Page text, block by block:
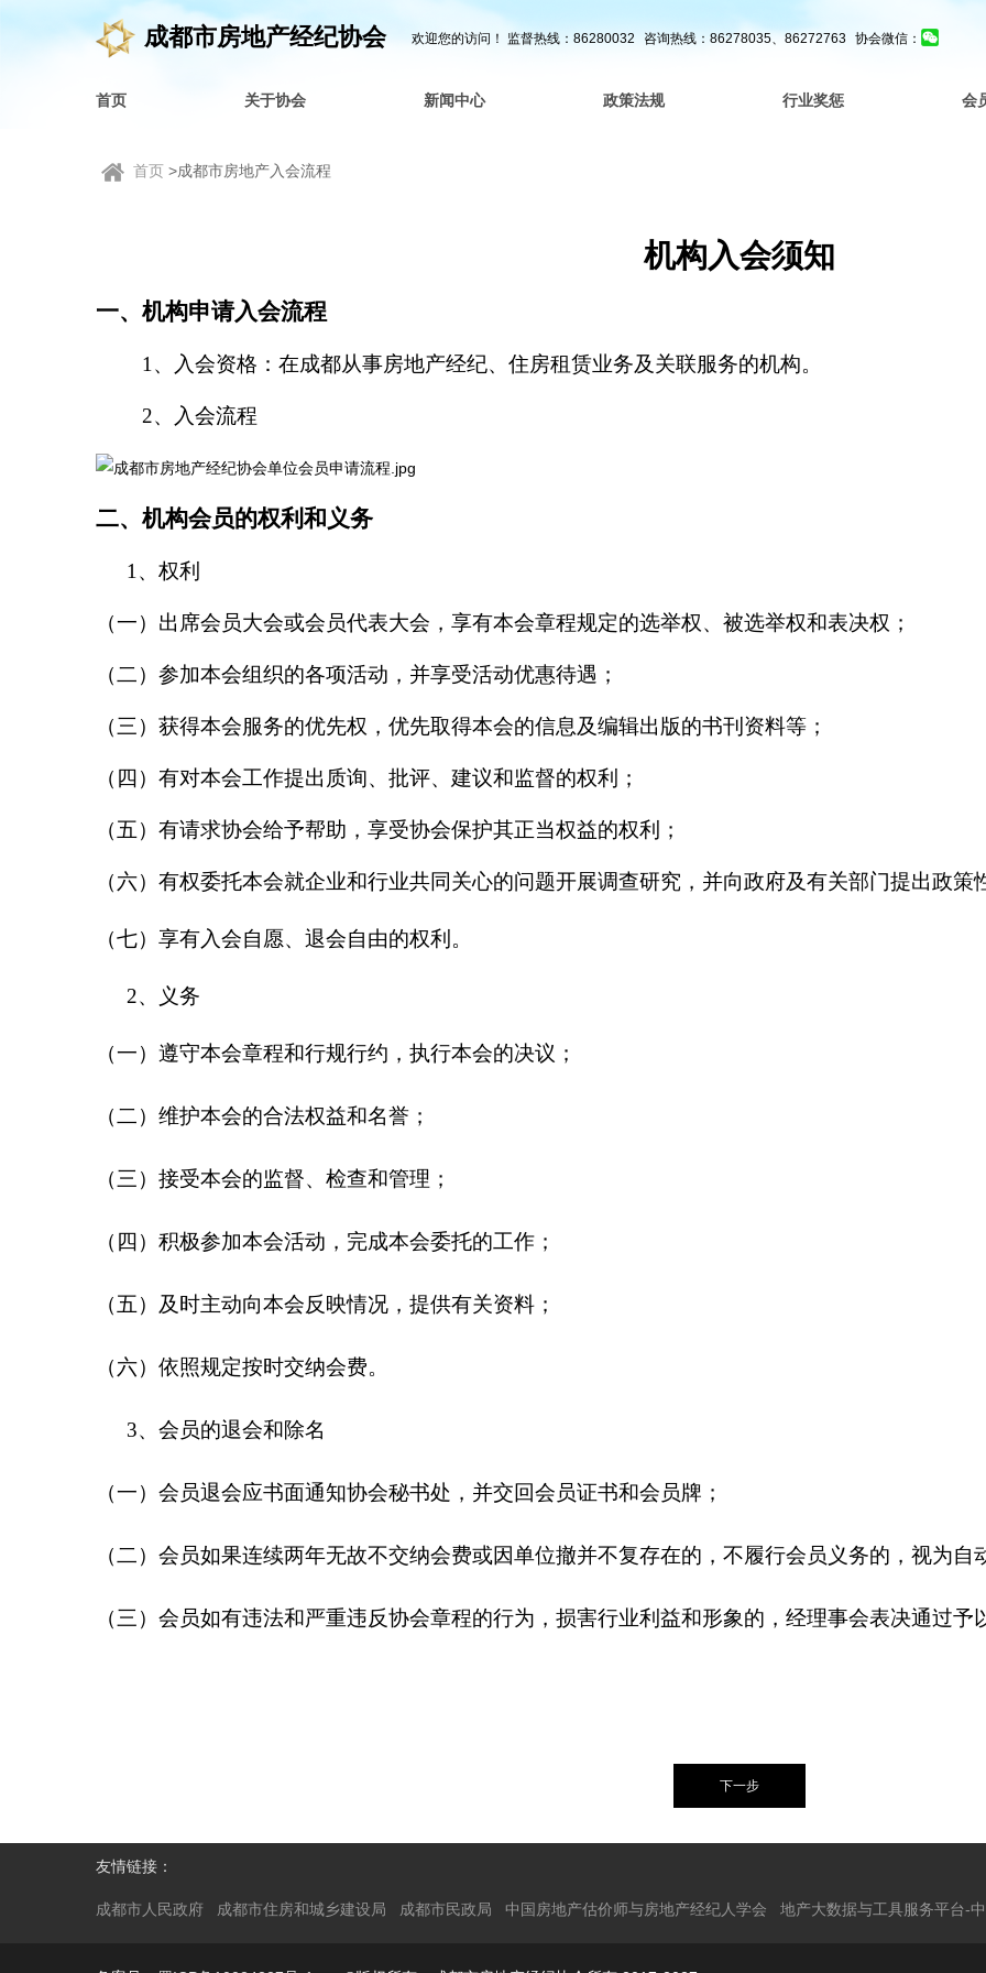
成都市房地产经纪协会 欢迎您的访问！ 监督热线：86280032 咨询热线：86278035、86272763 协会微信：
首页 关于协会 新闻中心 政策法规 行业奖惩 会
首页 >成都市房地产入会流程
机构入会须知
一、机构申请入会流程
1、入会资格： 在成都从事房地产经纪、住房租赁业务及关联服务的机构。
2、入会流程
二、机构会员的权利和义务
1、权利
（一）出席会员大会或会员代表大会，享有本会章程规定的选举权、被选举权和表决权；
（二）参加本会组织的各项活动，并享受活动优惠待遇；
（三）获得本会服务的优先权，优先取得本会的信息及编辑出版的书刊资料等；
（四）有对本会工作提出质询、批评、建议和监督的权利；
（五）有请求协会给予帮助，享受协会保护其正当权益的权利；
（六）有权委托本会就企业和行业共同关心的问题开展调查研究，并向政府及有关部门提出政策
（七）享有入会自愿、退会自由的权利。
2、义务
（一）遵守本会章程和行规行约，执行本会的决议；
（二）维护本会的合法权益和名誉；
（三）接受本会的监督、检查和管理；
（四）积极参加本会活动，完成本会委托的工作；
（五）及时主动向本会反映情况，提供有关资料；
（六）依照规定按时交纳会费。
3、会员的退会和除名
（一）会员退会应书面通知协会秘书处，并交回会员证书和会员牌；
（二）会员如果连续两年无故不交纳会费或因单位撤并不复存在的，不履行会员义务的，视为自
（三）会员如有违法和严重违反协会章程的行为，损害行业利益和形象的，经理事会表决通过
友情链接：
成都市人民政府 成都市住房和城乡建设局 成都市民政局 中国房地产估价师与房地产经纪人学会 地产大数据与工具服务平台-